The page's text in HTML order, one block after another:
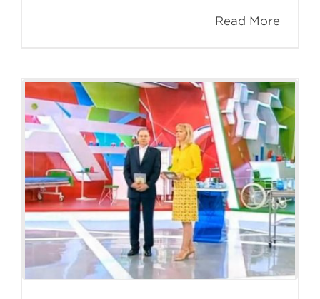
Read More
Препарат для лечения
осложнений
коронавирусной инфекции